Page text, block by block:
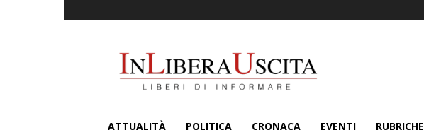
ATTUALITÀ POLITICA CRONACA EVENTI RUBRICHE